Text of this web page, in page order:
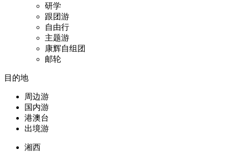
研学
跟团游
自由行
主题游
康辉自组团
邮轮
目的地
周边游
国内游
港澳台
出境游
湘西